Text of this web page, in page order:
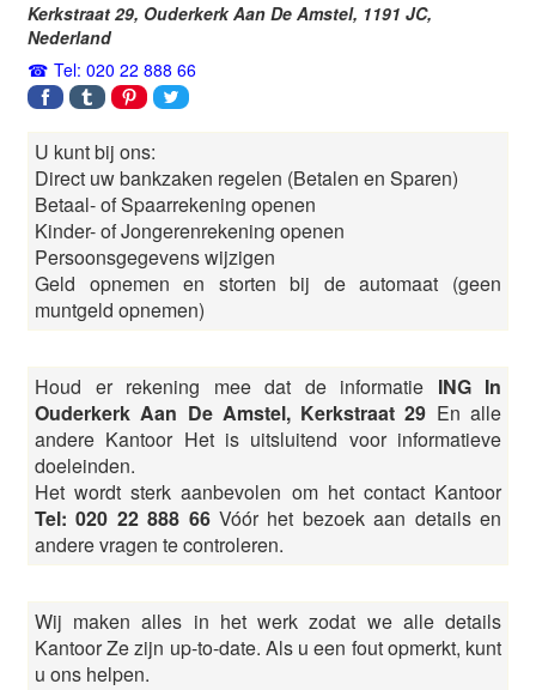
Kerkstraat 29, Ouderkerk Aan De Amstel, 1191 JC,
Nederland
Tel: 020 22 888 66
U kunt bij ons:
Direct uw bankzaken regelen (Betalen en Sparen)
Betaal- of Spaarrekening openen
Kinder- of Jongerenrekening openen
Persoonsgegevens wijzigen
Geld opnemen en storten bij de automaat (geen
muntgeld opnemen)
Houd er rekening mee dat de informatie ING In
Ouderkerk Aan De Amstel, Kerkstraat 29 En alle
andere Kantoor Het is uitsluitend voor informatieve
doeleinden.
Het wordt sterk aanbevolen om het contact Kantoor
Tel: 020 22 888 66Vóór het bezoek aan details en
andere vragen te controleren.
Wij maken alles in het werk zodat we alle details
Kantoor Ze zijn up-to-date. Als u een fout opmerkt, kunt
u ons helpen.